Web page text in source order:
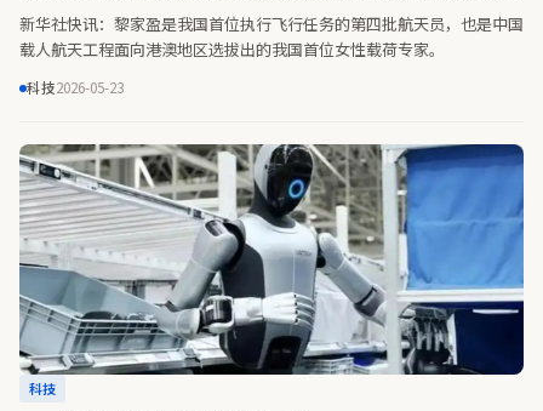
新华社快讯：黎家盈是我国首位执行飞行任务的第四批航天员，也是中国
载人航天工程面向港澳地区选拔出的我国首位女性载荷专家。
科技2026-05-23
科技